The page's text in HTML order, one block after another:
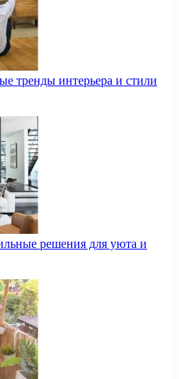
тренды интерьера и стили
решения для уюта и